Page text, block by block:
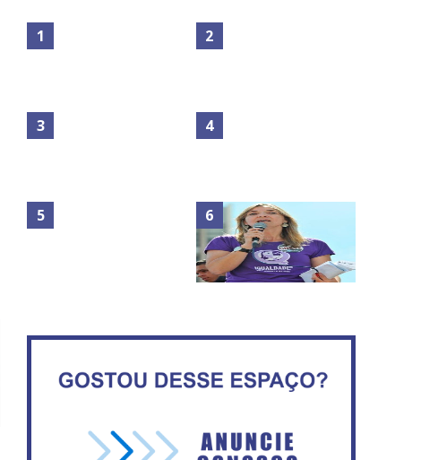
No Brasil do golpe, 61,5 mi
de consumidores estão
inadimplentes
Circulação de ar no túnel
disse Bolsonaro sobre
Esquerda e empolga
militância do PT